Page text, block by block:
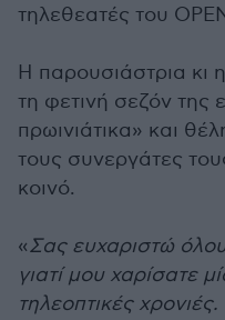
τηλεθεατές του
Η παρουσιάστρια
τη φετινή σεζόν της
πρωινιάτικα» και
τους συνεργάτες
κοινό.
«Σας ευχαριστώ
γιατί μου χαρίσατε
τηλεοπτικές